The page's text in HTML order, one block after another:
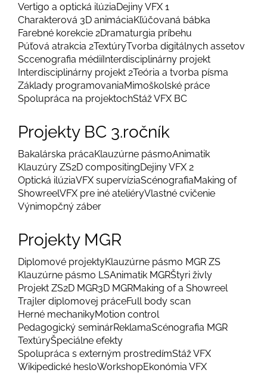
Vertigo a optická ilúziaDejiny VFX 1
Charakterová 3D animáciaKľúčovaná bábka
Farebné korekcie 2Dramaturgia príbehu
Púťová atrakcia 2TextúryTvorba digitálnych assetov
Sccenografia médiíInterdisciplinárny projekt
Interdisciplinárny projekt 2Teória a tvorba písma
Základy programovaniaMimoškolské práce
Spolupráca na projektochStáž VFX BC
Projekty BC 3.ročník
Bakalárska prácaKlauzúrne pásmoAnimatik
Klauzúry ZS2D compositingDejiny VFX 2
Optická ilúziaVFX supervíziaScénografiaMaking of
ShowreelVFX pre iné ateliéryVlastné cvičenie
Výnimopčný záber
Projekty MGR
Diplomové projektyKlauzúrne pásmo MGR ZS
Klauzúrne pásmo LSAnimatik MGRŠtyri živly
Projekt ZS2D MGR3D MGRMaking of a Showreel
Trajler diplomovej práceFull body scan
Herné mechanikyMotion control
Pedagogický seminárReklamaScénografia MGR
TextúryŠpeciálne efekty
Spolupráca s externým prostredímStáž VFX
Wikipedické hesloWorkshopEkonómia VFX